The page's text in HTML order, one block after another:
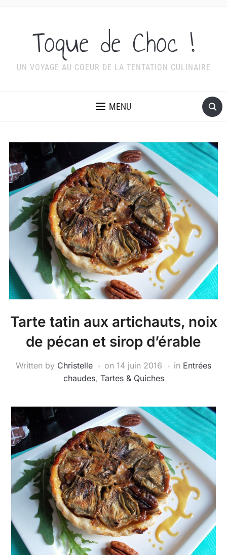
Toque de Choc !
UN VOYAGE AU COEUR DE LA TENTATION CULINAIRE
MENU
Tarte tatin aux artichauts, noix
de pécan et sirop d’érable
Written by Christelle on 14 juin 2016 in Entrées
chaudes, Tartes & Quiches